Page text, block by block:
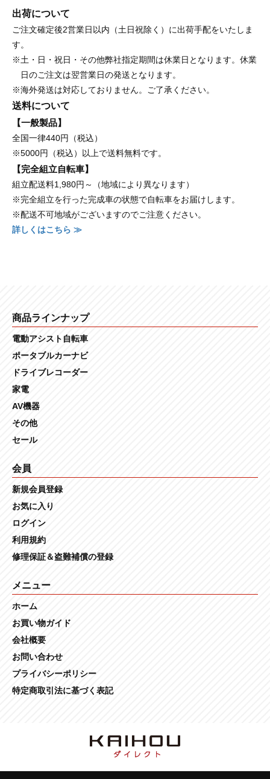
出荷について
ご注文確定後2営業日以内（土日祝除く）に出荷手配をいたしま
す。
※土・日・祝日・その他弊社指定期間は休業日となります。休業
日のご注文は翌営業日の発送となります。
※海外発送は対応しておりません。ご了承ください。
送料について
【一般製品】
全国一律440円（税込）
※5000円（税込）以上で送料無料です。
【完全組立自転車】
組立配送料1,980円～（地域により異なります）
※完全組立を行った完成車の状態で自転車をお届けします。
※配送不可地域がございますのでご注意ください。
詳しくはこちら ≫
商品ラインナップ
電動アシスト自転車
ポータブルカーナビ
ドライブレコーダー
家電
AV機器
その他
セール
会員
新規会員登録
お気に入り
ログイン
利用規約
修理保証＆盗難補償の登録
メニュー
ホーム
お買い物ガイド
会社概要
お問い合わせ
プライバシーポリシー
特定商取引法に基づく表記